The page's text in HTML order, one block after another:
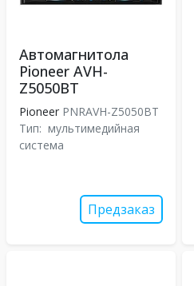
Автомагнитола
Pioneer AVH-
Z5050BT
Pioneer PNRAVH-Z5050BT
Тип: мультимедийная
система
Предзаказ